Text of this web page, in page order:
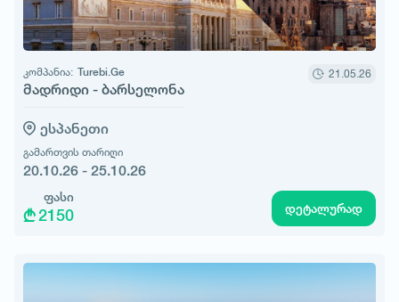
კომპანია: Turebi.Ge
მადრიდი - ბარსელონა
21.05.26
ესპანეთი
გამართვის თარიღი
20.10.26 - 25.10.26
ფასი
2150 დეტალურად